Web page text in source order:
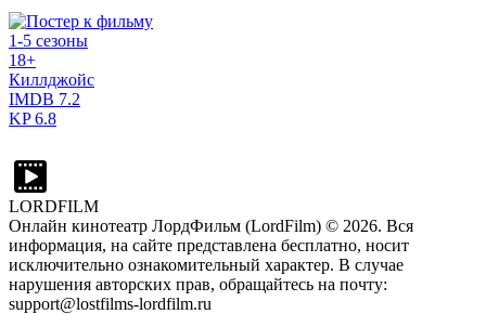
1-5 сезоны
18+
Киллджойс
IMDB 7.2
KP6.8
LORDFILM
Онлайн кинотеатр ЛордФильм (LordFilm) © 2026. Вся
информация, на сайте представлена бесплатно, носит
исключительно ознакомительный характер. В случае
нарушения авторских прав, обращайтесь на почту:
support@lostfilms-lordfilm.ru